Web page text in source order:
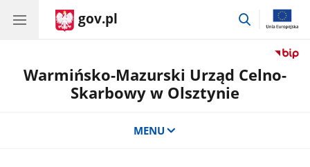
gov.pl
przejdź
Warmińsko-Mazurski Urząd Celno-
Skarbowy w Olsztynie
MENU